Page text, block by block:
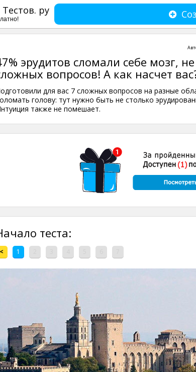
ру
эрудитов сломали себе мозг,
вопросов! А как насчет
для вас 7 сложных вопросов на разные
голову: тут нужно быть не столько
также не помешает.
теста:
< 1